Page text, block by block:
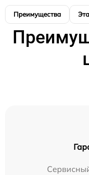
Преимущества